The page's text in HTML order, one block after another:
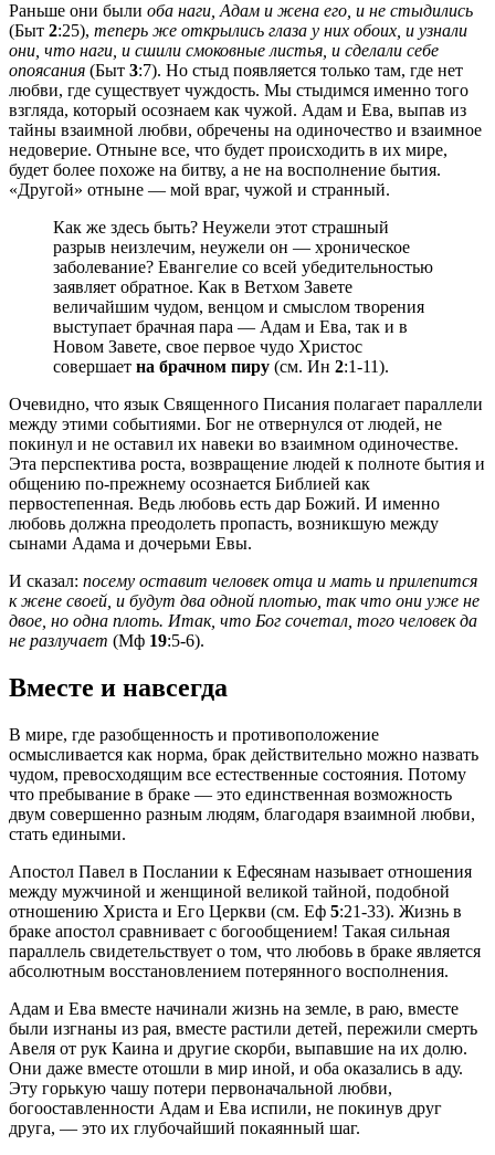
Раньше они были оба наги, Адам и жена его, и не стыдились
(Быт 2:25), теперь же открылись глаза у них обоих, и узнали
они, что наги, и сшили смоковные листья, и сделали себе
опоясания (Быт 3:7). Но стыд появляется только там, где нет
любви, где существует чуждость. Мы стыдимся именно того
взгляда, который осознаем как чужой. Адам и Ева, выпав из
тайны взаимной любви, обречены на одиночество и взаимное
недоверие. Отныне все, что будет происходить в их мире,
будет более похоже на битву, а не на восполнение бытия.
«Другой» отныне — мой враг, чужой и странный.
Как же здесь быть? Неужели этот страшный
разрыв неизлечим, неужели он — хроническое
заболевание? Евангелие со всей убедительностью
заявляет обратное. Как в Ветхом Завете
величайшим чудом, венцом и смыслом творения
выступает брачная пара — Адам и Ева, так и в
Новом Завете, свое первое чудо Христос
совершает на брачном пиру (см. Ин 2:1-11).
Очевидно, что язык Священного Писания полагает параллели
между этими событиями. Бог не отвернулся от людей, не
покинул и не оставил их навеки во взаимном одиночестве.
Эта перспектива роста, возвращение людей к полноте бытия и
общению по-прежнему осознается Библией как
первостепенная. Ведь любовь есть дар Божий. И именно
любовь должна преодолеть пропасть, возникшую между
сынами Адама и дочерьми Евы.
И сказал: посему оставит человек отца и мать и прилепится
к жене своей, и будут два одной плотью, так что они уже не
двое, но одна плоть. Итак, что Бог сочетал, того человек да
не разлучает (Мф 19:5-6).
Вместе и навсегда
В мире, где разобщенность и противоположение
осмысливается как норма, брак действительно можно назвать
чудом, превосходящим все естественные состояния. Потому
что пребывание в браке — это единственная возможность
двум совершенно разным людям, благодаря взаимной любви,
стать едиными.
Апостол Павел в Послании к Ефесянам называет отношения
между мужчиной и женщиной великой тайной, подобной
отношению Христа и Его Церкви (см. Еф 5:21-33). Жизнь в
браке апостол сравнивает с богообщением! Такая сильная
параллель свидетельствует о том, что любовь в браке является
абсолютным восстановлением потерянного восполнения.
Адам и Ева вместе начинали жизнь на земле, в раю, вместе
были изгнаны из рая, вместе растили детей, пережили смерть
Авеля от рук Каина и другие скорби, выпавшие на их долю.
Они даже вместе отошли в мир иной, и оба оказались в аду.
Эту горькую чашу потери первоначальной любви,
богооставленности Адам и Ева испили, не покинув друг
друга, — это их глубочайший покаянный шаг.